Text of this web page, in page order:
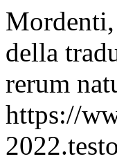
della
rerum
https://